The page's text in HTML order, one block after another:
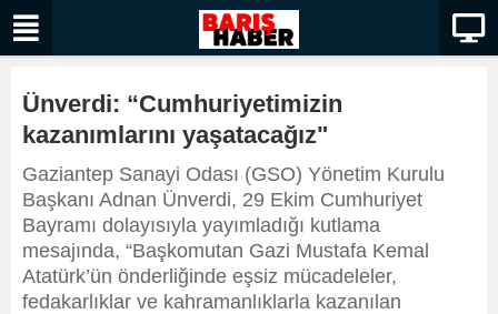
Ünverdi: “Cumhuriyetimizin
kazanımlarını yaşatacağız"
Gaziantep Sanayi Odası (GSO) Yönetim Kurulu
Başkanı Adnan Ünverdi, 29 Ekim Cumhuriyet
Bayramı dolayısıyla yayımladığı kutlama
mesajında, “Başkomutan Gazi Mustafa Kemal
Atatürk’ün önderliğinde eşsiz mücadeleler,
fedakarlıklar ve kahramanlıklarla kazanılan